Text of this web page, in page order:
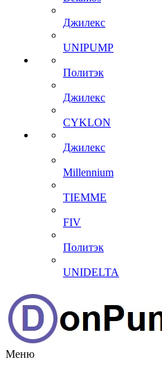
Джилекс
UNIPUMP
Политэк
Джилекс
CYKLON
Джилекс
Millennium
TIEMME
FIV
Политэк
UNIDELTA
Меню